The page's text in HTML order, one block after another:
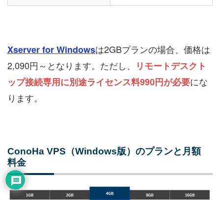
Xserver for Windowsは2GBプランの場合、価格は
2,090円～となります。ただし、
リモートデスクト
ップ接続専用に別途ライセンス料990円が必要にな
ります。
ConoHa VPS（Windows版）のプランと月額
料金